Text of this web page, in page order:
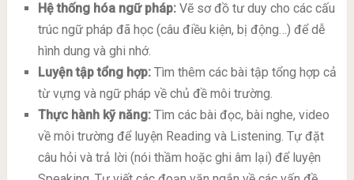
Hệ thống hóa ngữ pháp:Vẽ sơ đồ tư duy cho các cấu
trúc ngữ pháp đã học (câu điều kiện, bị động…) để dễ
hình dung và ghi nhớ.
Luyện tập tổng hợp:Tìm thêm các bài tập tổng hợp cả
từ vựng và ngữ pháp về chủ đề môi trường.
Thực hành kỹ năng:Tìm các bài đọc, bài nghe, video
về môi trường để luyện Reading và Listening. Tự đặt
câu hỏi và trả lời (nói thầm hoặc ghi âm lại) để luyện